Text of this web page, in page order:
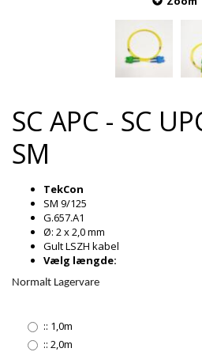
SC APC - SC
SM
TekCon
SM 9/125
G.657.A1
Ø: 2 x 2,0 mm
Gult LSZH kabel
Vælg længde:
Normalt Lagervare
:: 1,0m
:: 2,0m